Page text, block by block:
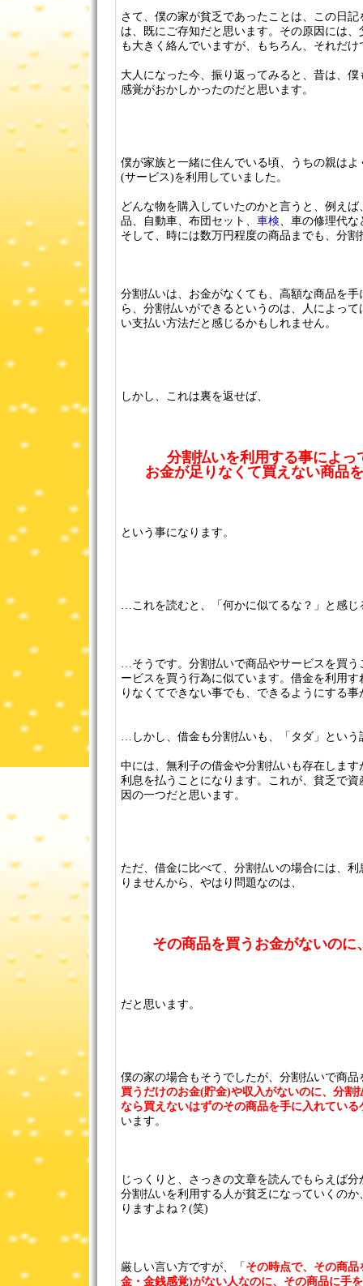
さて、僕の家が貧乏であったことは、この日
は、既にご存知だと思います。その原因には
も大きく絡んでいますが、もちろん、それだ
大人になった今、振り返ってみると、昔は、
感覚がおかしかったのだと思います。
僕が家族と一緒に住んでいる頃、うちの親は
(サービス)を利用していました。
どんな物を購入していたのかと言うと、例えば
品、自動車、布団セット、 車検、車の修理代な
そして、時には数万円程度の商品までも、分
分割払いは、お金がなくても、高額な商品を
ら、分割払いができるというのは、人によっ
い支払い方法だと感じるかもしれません。
しかし、これは裏を返せば、
分割払いを利用する事によっ
お金が足りなくて買えない商品
という事になります。
…これを読むと、「何かに似てるな？」と感じ
…そうです。分割払いで商品やサービスを買う
ービスを買う行為に似ています。借金を利用
りなくてできない事でも、できるようにする
…しかし、借金も分割払いも、「タダ」という
中には、無利子の借金や分割払いも存在しま
利息を払うことになります。これが、貧乏で
因の一つだと思います。
ただ、借金に比べて、分割払いの場合には、
りませんから、やはり問題なのは、
その商品を買うお金がないのに
だと思います。
僕の家の場合もそうでしたが、分割払いで商品
買うだけのお金(貯金)や収入がないのに、分割
なら買えないはずのその商品を手に入れている
います。
じっくりと、さっきの文章を読んでもらえば
分割払いを利用する人が貧乏になっていくの
りますよね？(笑)
厳しい言い方ですが、「 その時点で、その商
金・金銭感覚)がない人なのに、その商品に手